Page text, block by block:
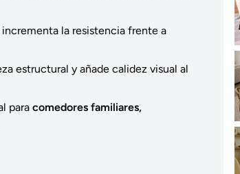
incrementa la resistencia frente a
estructural y añade calidez visual al
para comedores familiares,